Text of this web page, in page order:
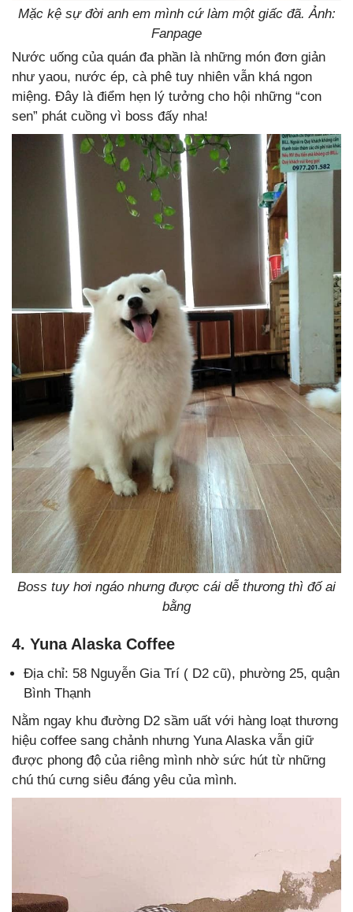
Mặc kệ sự đời anh em mình cứ làm một giấc đã. Ảnh:
Fanpage
Nước uống của quán đa phần là những món đơn giản
như yaou, nước ép, cà phê tuy nhiên vẫn khá ngon
miệng. Đây là điểm hẹn lý tưởng cho hội những “con
sen” phát cuồng vì boss đấy nha!
Boss tuy hơi ngáo nhưng được cái dễ thương thì đố ai
bằng
4. Yuna Alaska Coffee
Địa chỉ: 58 Nguyễn Gia Trí ( D2 cũ), phường 25, quận
Bình Thạnh
Nằm ngay khu đường D2 sầm uất với hàng loạt thương
hiệu coffee sang chảnh nhưng Yuna Alaska vẫn giữ
được phong độ của riêng mình nhờ sức hút từ những
chú thú cưng siêu đáng yêu của mình.